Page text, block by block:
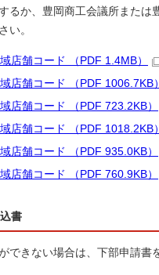
るか、豊岡商工会議所または
い。
店舗コード （PDF 1.4MB）
店舗コード （PDF 1006.7KB）
店舗コード （PDF 723.2KB）
店舗コード （PDF 1018.2KB）
店舗コード （PDF 935.0KB）
店舗コード （PDF 760.9KB）
書
できない場合は、下部申請書